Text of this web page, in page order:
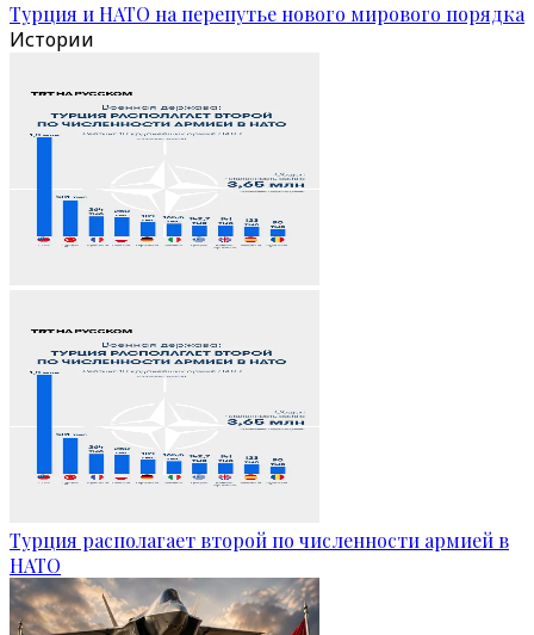
Турция и НАТО на перепутье нового мирового порядка
Истории
Турция располагает второй по численности армией в
НАТО